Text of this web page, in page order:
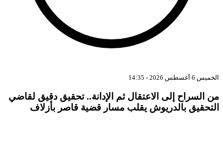
الخميس 6 أغسطس 2026 - 14:35
من السراح إلى الاعتقال ثم الإدانة.. تحقيق دقيق لقاضي
التحقيق بالدريوش يقلب مسار قضية قاصر بأزلاف